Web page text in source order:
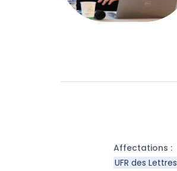
Affectations :
UFR des Lettres